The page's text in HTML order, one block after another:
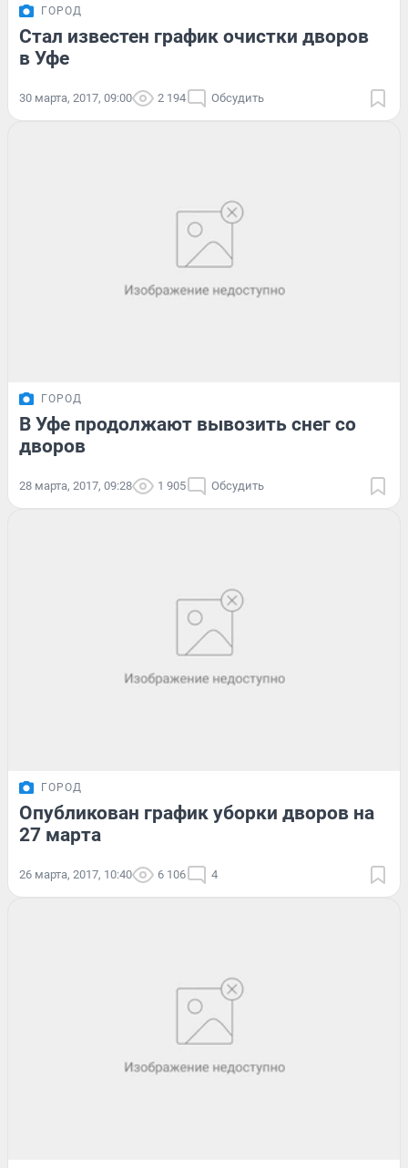
ГОРОД
Стал известен график очистки дворов
в Уфе
30 марта, 2017, 09:00 2 194 Обсудить
ГОРОД
В Уфе продолжают вывозить снег со
дворов
28 марта, 2017, 09:28 1 905 Обсудить
ГОРОД
Опубликован график уборки дворов на
27 марта
26 марта, 2017, 10:40 6 106 4